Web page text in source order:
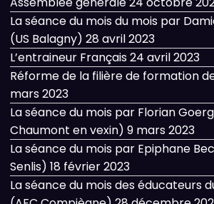
La séance du mois du mois par
(US Balagny) 28 avril 2023
L’entraineur Français24 avril 2023
Réforme de la filière de formation
mars 2023
La séance du mois par Florian
Chaumont en vexin) 9 mars 2023
La séance du mois par Epiphane
Senlis) 18 février 2023
La séance du mois des éducateurs